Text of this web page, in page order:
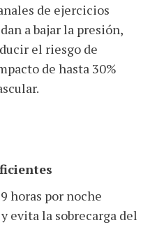
de ejercicios
a bajar la presión,
el riesgo de
de hasta 30%
horas por noche
evita la sobrecarga del